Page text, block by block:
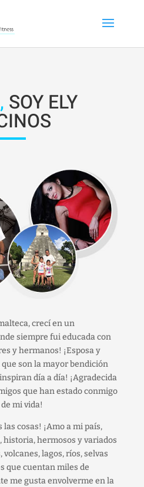
SOY ELY
crecí en un
siempre fui educada con
y hermanos! ¡Esposa y
son la mayor bendición
día a día! ¡Agradecida
que han estado conmigo
mi vida!
cosas! ¡Amo a mi país,
hermosos y variados
lagos, ríos, selvas
que cuentan miles de
me gusta envolverme en la